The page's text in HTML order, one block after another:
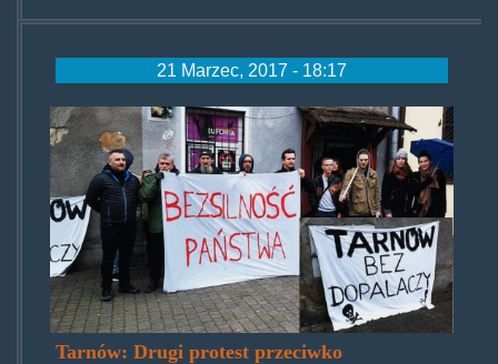
21 Marzec, 2017 - 18:17
Tarnów: Drugi protest przeciwko